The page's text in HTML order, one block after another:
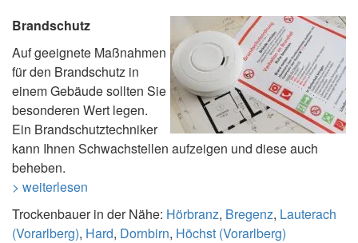
Brandschutz
Auf geeignete Maßnahmen
für den Brandschutz in
einem Gebäude sollten Sie
besonderen Wert legen.
Ein Brandschutztechniker
kann Ihnen Schwachstellen aufzeigen und diese auch
beheben.
> weiterlesen
Trockenbauer in der Nähe: Hörbranz, Bregenz, Lauterach
(Vorarlberg), Hard, Dornbirn, Höchst (Vorarlberg)